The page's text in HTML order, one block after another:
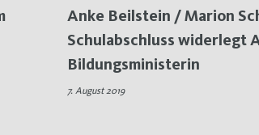
Anke Beilstein / Marion
Schulabschluss widerlegt
Bildungsministerin
7. August 2019